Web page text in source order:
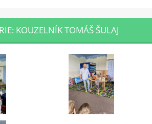
KOUZELNÍK TOMÁŠ ŠULAJ